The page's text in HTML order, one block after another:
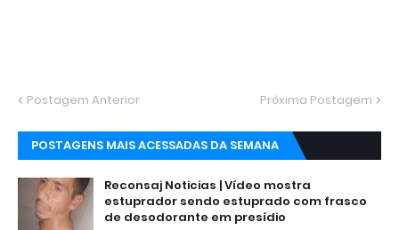
Postagem Anterior Próxima Postagem
POSTAGENS MAIS ACESSADAS DA SEMANA
Reconsaj Noticias | Vídeo mostra
estuprador sendo estuprado com frasco
de desodorante em presídio